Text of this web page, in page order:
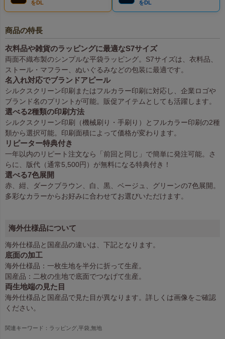
をDL をDL
商品の特長
衣料品や雑貨のラッピングに最適なS7サイズ
両面不織布製のシンプルな平袋ラッピング。S7サイズは、衣料品、
ストール・マフラー、ぬいぐるみなどの包装に最適です。
名入れ対応でブランドアピール
シルクスクリーン印刷またはフルカラー印刷に対応し、企業ロゴや
ブランド名のプリントが可能。販促アイテムとしても活躍します。
選べる2種類の印刷方法
シルクスクリーン印刷（機械刷り・手刷り）とフルカラー印刷の2種
類から選択可能。印刷面積によって価格が変わります。
リピーター特典付き
一年以内のリピート注文なら「前回と同じ」で簡単に発注可能。さ
らに、版代（通常5,500円）が無料になる特典付き！
選べる7色展開
赤、紺、ダークブラウン、白、黒、ベージュ、グリーンの7色展開。
多彩なカラーからお好みに合わせてお選びいただけます。
海外仕様品について
海外仕様品と国産品の違いは、下記となります。
底面の加工
海外仕様品：一枚生地を半分に折って生産。
国産品：二枚の生地で底面でつなげて生産。
両生地端の見た目
海外仕様品と国産品で見た目が異なります。詳しくは画像をご確認
ください。
関連キーワード：ラッピング,平袋,無地